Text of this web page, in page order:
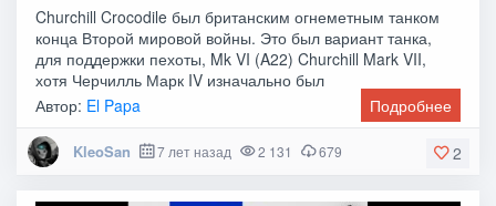
Churchill Crocodile был британским огнеметным танком
конца Второй мировой войны. Это был вариант танка,
для поддержки пехоты, Mk VI (A22) Churchill Mark VII,
хотя Черчилль Марк IV изначально был
Автор: El Papa Подробнее
2
KleoSan 7 лет назад 2 131 679